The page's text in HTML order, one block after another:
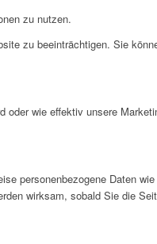
zu nutzen.
zu beeinträchtigen. Sie
wie effektiv unsere
personenbezogene Daten
wirksam, sobald Sie die